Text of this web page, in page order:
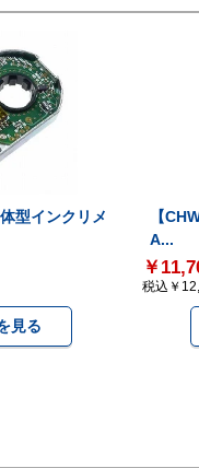
型インクリメ
見る
【
A...
￥
税込￥